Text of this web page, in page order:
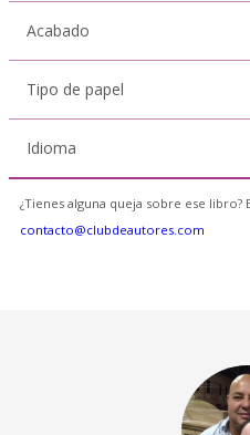
Acabado
Tipo de papel
Idioma
¿Tienes alguna queja sobre ese
contacto@clubdeautores.com